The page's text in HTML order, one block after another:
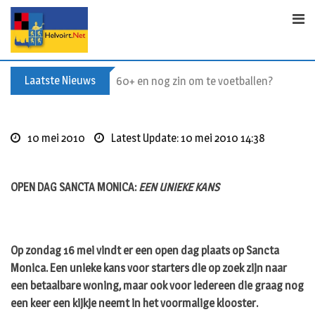
p
Laatste Nieuws 60+ en nog zin om te voetballen? Kom
10 mei 2010 Latest Update: 10 mei 2010 14:38
OPEN DAG SANCTA MONICA:EEN UNIEKE KANS
Op zondag 16 mei vindt er een open dag plaats op Sancta
Monica. Een unieke kans voor starters die op zoek zijn naar
een betaalbare woning, maar ook voor iedereen die graag nog
een keer een kijkje neemt in het voormalige klooster.